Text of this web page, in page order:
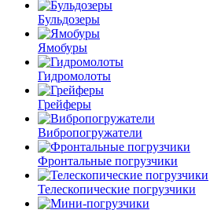
Бульдозеры
Ямобуры
Гидромолоты
Грейферы
Вибро­погружатели
Фронтальные погрузчики
Телескопические погрузчики